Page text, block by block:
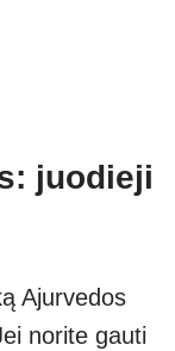
juodieji
Ajurvedos
norite gauti